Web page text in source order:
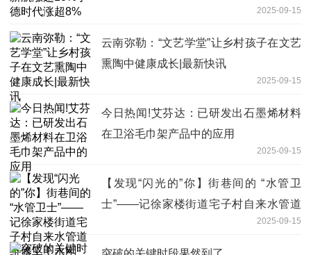
2025-09-15
云南弥勒：“文艺学堂”让乡村孩子在文艺
熏陶中健康成长|最新快讯
2025-09-15
今日热闻!艾芬达：已研发出石墨烯材料
在卫浴毛巾架产品中的应用
2025-09-15
【发现“闪光的”你】街巷间的 “水管卫
士”——记徐家楼街道宅子村自来水管道
2025-09-15